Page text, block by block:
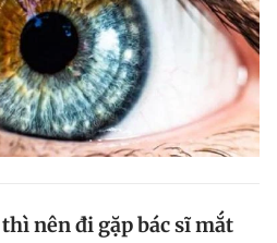
nên đi gặp bác sĩ mắt